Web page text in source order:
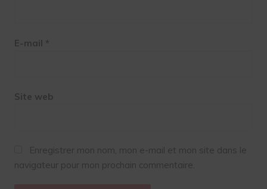
E-mail *
Site web
Enregistrer mon nom, mon e-mail et mon site dans le
navigateur pour mon prochain commentaire.